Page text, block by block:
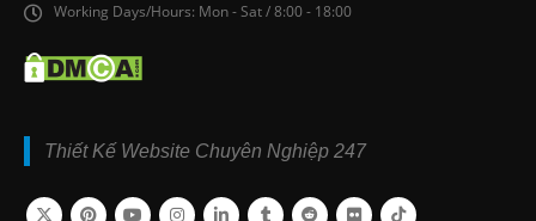
Working Days/Hours: Mon - Sat / 8:00 - 18:00
Thiết Kế Website Chuyên Nghiệp 247